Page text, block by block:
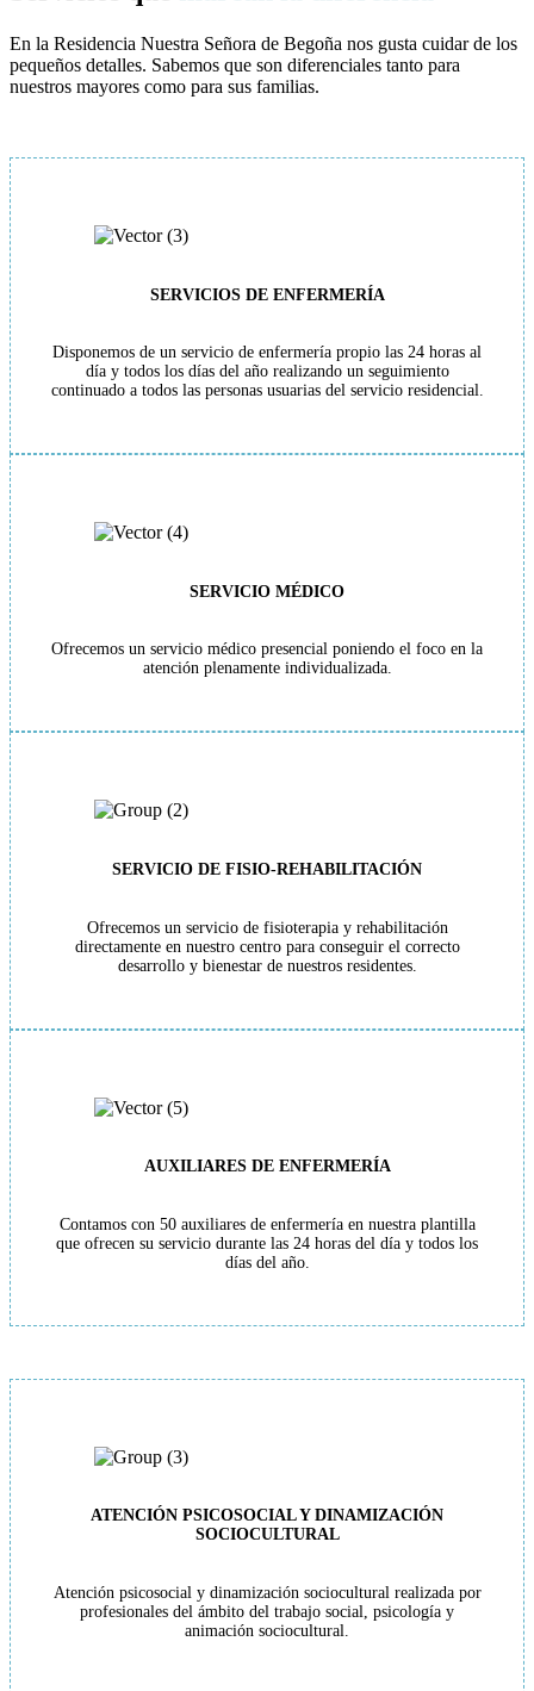
En la Residencia Nuestra Señora de Begoña nos gusta cuidar de los
pequeños detalles. Sabemos que son diferenciales tanto para
nuestros mayores como para sus familias.
SERVICIOS DE ENFERMERÍA
Disponemos de un servicio de enfermería propio las 24 horas al
día y todos los días del año realizando un seguimiento
continuado a todos las personas usuarias del servicio residencial.
SERVICIO MÉDICO
Ofrecemos un servicio médico presencial poniendo el foco en la
atención plenamente individualizada.
SERVICIO DE FISIO-REHABILITACIÓN
Ofrecemos un servicio de fisioterapia y rehabilitación
directamente en nuestro centro para conseguir el correcto
desarrollo y bienestar de nuestros residentes.
AUXILIARES DE ENFERMERÍA
Contamos con 50 auxiliares de enfermería en nuestra plantilla
que ofrecen su servicio durante las 24 horas del día y todos los
días del año.
ATENCIÓN PSICOSOCIAL Y DINAMIZACIÓN
SOCIOCULTURAL
Atención psicosocial y dinamización sociocultural realizada por
profesionales del ámbito del trabajo social, psicología y
animación sociocultural.